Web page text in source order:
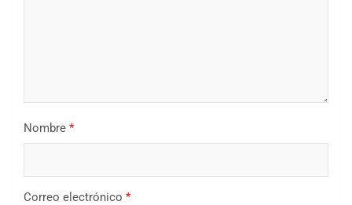
Nombre *
Correo electrónico *